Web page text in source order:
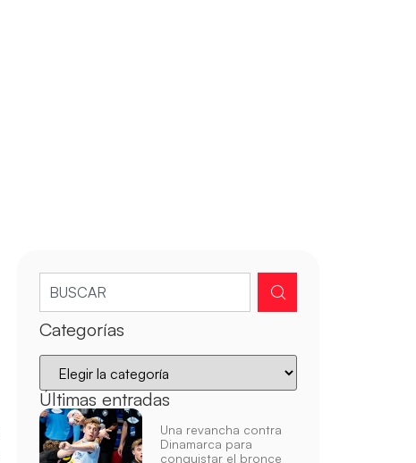
Categorías
Últimas entradas
Una revancha contra
Dinamarca para
conquistar el bronce